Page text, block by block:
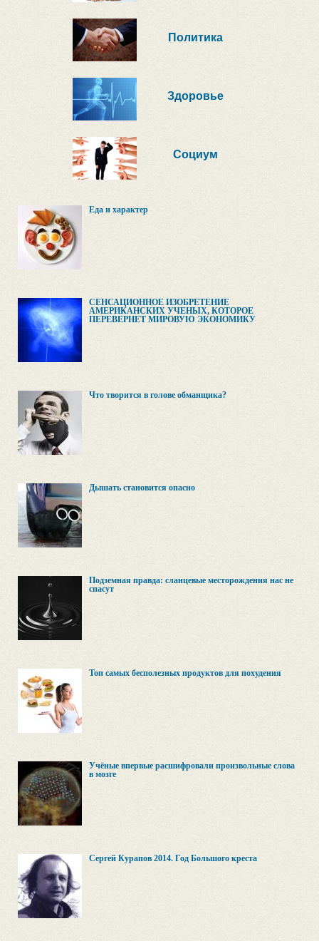
Политика
Здоровье
Социум
Еда и характер
СЕНСАЦИОННОЕ ИЗОБРЕТЕНИЕ
АМЕРИКАНСКИХ УЧЕНЫХ, КОТОРОЕ
ПЕРЕВЕРНЕТ МИРОВУЮ ЭКОНОМИКУ
Что творится в голове обманщика?
Дышать становится опасно
Подземная правда: сланцевые месторождения нас не
спасут
Топ самых бесполезных продуктов для похудения
Учёные впервые расшифровали произвольные слова
в мозге
Сергей Курапов 2014. Год Большого креста